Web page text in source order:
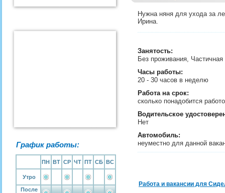
График работы:
ПН ВТ СР ЧТ ПТ СБ ВС
Утро
После
Нужна няня для ухода за
Ирина.
Занятость:
Без проживания, Частичная
Часы работы:
20 - 30 часов в неделю
Работа на срок:
сколько понадобится
Водительское
Нет
Автомобиль:
неуместно для данной
Работа и вакансии для